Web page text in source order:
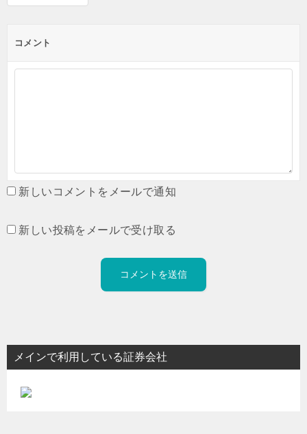
コメント
新しいコメントをメールで通知
新しい投稿をメールで受け取る
メインで利用している証券会社